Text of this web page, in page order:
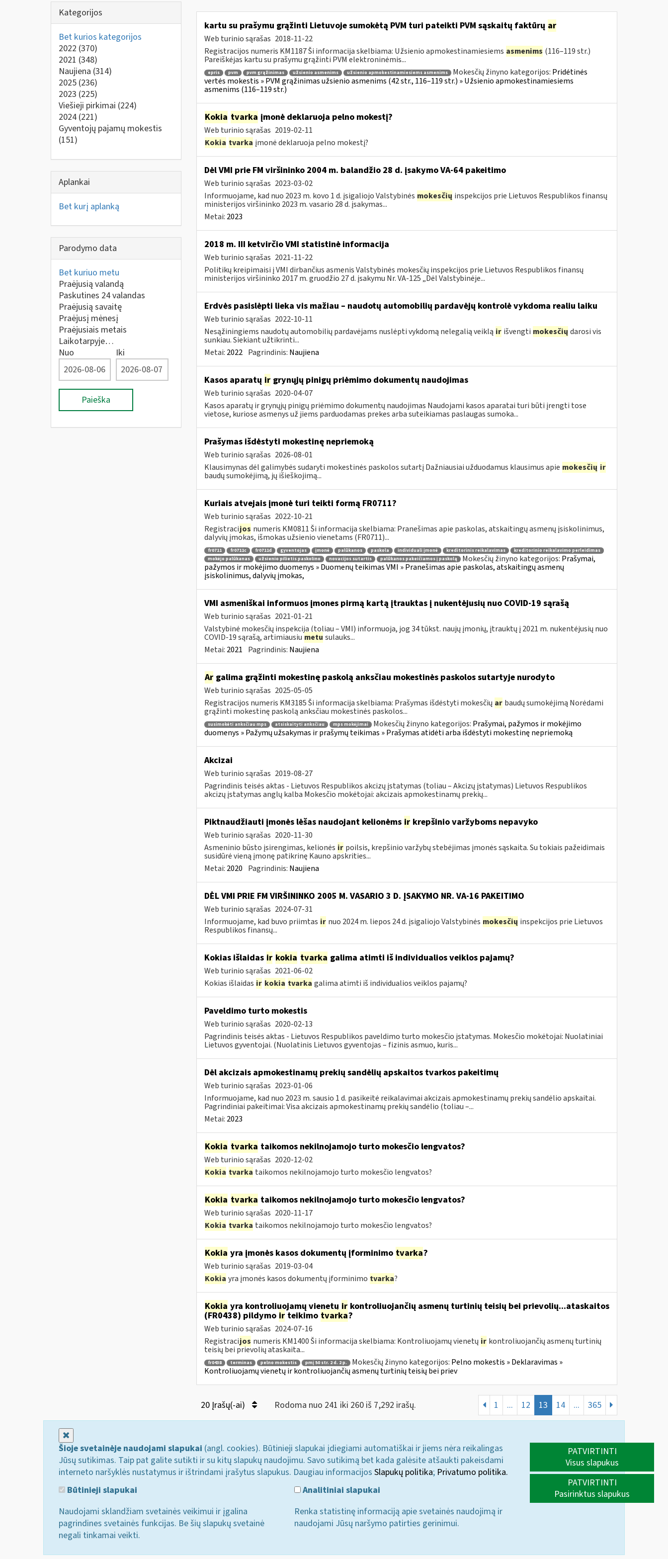
Kategorijos
Bet kurios kategorijos
2022 (370)
2021 (348)
Naujiena (314)
2025 (236)
2023 (225)
Viešieji pirkimai (224)
2024 (221)
Gyventojų pajamų mokestis
(151)
Aplankai
Bet kurį aplanką
Parodymo data
Bet kuriuo metu
Praėjusią valandą
Paskutines 24 valandas
Praėjusią savaitę
Praėjusį mėnesį
Praėjusiais metais
Laikotarpyje…
Nuo
Iki
Paieška
kartu su prašymu grąžinti Lietuvoje sumokėtą PVM turi pateikti PVM sąskaitų faktūrų ar
Web turinio sąrašas 2018-11-22
Registracijos numeris KM1187 Ši informacija skelbiama: Užsienio apmokestinamiesiems asmenims (116–119 str.)
Pareiškėjas kartu su prašymu grąžinti PVM elektroninėmis...
epris pvm pvm grąžinimas užsienio asmenims užsienio apmokestinamiesiems asmenims Mokesčių žinyno kategorijos: Pridėtinės
vertės mokestis » PVM grąžinimas užsienio asmenims (42 str., 116–119 str.) » Užsienio apmokestinamiesiems
asmenims (116–119 str.)
Kokia tvarka įmonė deklaruoja pelno mokestį?
Web turinio sąrašas 2019-02-11
Kokia tvarka įmonė deklaruoja pelno mokestį?
Dėl VMI prie FM viršininko 2004 m. balandžio 28 d. įsakymo VA-64 pakeitimo
Web turinio sąrašas 2023-03-02
Informuojame, kad nuo 2023 m. kovo 1 d. įsigaliojo Valstybinės mokesčių inspekcijos prie Lietuvos Respublikos finansų
ministerijos viršininko 2023 m. vasario 28 d. įsakymas...
Metai: 2023
2018 m. III ketvirčio VMI statistinė informacija
Web turinio sąrašas 2021-11-22
Politikų kreipimaisi į VMI dirbančius asmenis Valstybinės mokesčių inspekcijos prie Lietuvos Respublikos finansų
ministerijos viršininko 2017 m. gruodžio 27 d. įsakymu Nr. VA-125 „Dėl Valstybinėje...
Erdvės pasislėpti lieka vis mažiau – naudotų automobilių pardavėjų kontrolė vykdoma realiu laiku
Web turinio sąrašas 2022-10-11
Nesąžiningiems naudotų automobilių pardavėjams nuslėpti vykdomą nelegalią veiklą ir išvengti mokesčių darosi vis
sunkiau. Siekiant užtikrinti...
Metai: 2022 Pagrindinis: Naujiena
Kasos aparatų irgrynųjų pinigų priėmimo dokumentų naudojimas
Web turinio sąrašas 2020-04-07
Kasos aparatų ir grynųjų pinigų priėmimo dokumentų naudojimas Naudojami kasos aparatai turi būti įrengti tose
vietose, kuriose asmenys už jiems parduodamas prekes arba suteikiamas paslaugas sumoka...
Prašymas išdėstyti mokestinę nepriemoką
Web turinio sąrašas 2026-08-01
Klausimynas dėl galimybės sudaryti mokestinės paskolos sutartį Dažniausiai užduodamus klausimus apie mokesčių ir
baudų sumokėjimą, jų išieškojimą...
Kuriais atvejais įmonė turi teikti formą FR0711?
Web turinio sąrašas 2022-10-21
Registracijos numeris KM0811 Ši informacija skelbiama: Pranešimas apie paskolas, atskaitingų asmenų įsiskolinimus,
dalyvių įmokas, išmokas užsienio vienetams (FR0711)...
fr0711 fr0711c fr0711d gyventojas įmonė palūkanos paskola individuali įmonė kreditorinis reikalavimas
kreditorinio reikalavimo perleidimas
mokėjo palūkanas
užsienio pilietis paskolino novacijos sutartis palūkanos pakeičiamos į paskolą Mokesčių žinyno kategorijos: Prašymai,
pažymos ir mokėjimo duomenys » Duomenų teikimas VMI » Pranešimas apie paskolas, atskaitingų asmenų
įsiskolinimus, dalyvių įmokas,
VMI asmeniškai informuos įmones pirmą kartą įtrauktas į nukentėjusių nuo COVID-19 sąrašą
Web turinio sąrašas 2021-01-21
Valstybinė mokesčių inspekcija (toliau – VMI) informuoja, jog 34 tūkst. naujų įmonių, įtrauktų į 2021 m. nukentėjusių nuo
COVID-19 sąrašą, artimiausiu metu sulauks...
Metai: 2021 Pagrindinis: Naujiena
Argalima grąžinti mokestinę paskolą anksčiau mokestinės paskolos sutartyje nurodyto
Web turinio sąrašas 2025-05-05
Registracijos numeris KM3185 Ši informacija skelbiama: Prašymas išdėstyti mokesčių ar baudų sumokėjimą Norėdami
grąžinti mokestinę paskolą anksčiau mokestinės paskolos...
susimokėti anksčiau mps atsiskaityti anksčiau mps mokėjimai Mokesčių žinyno kategorijos: Prašymai, pažymos ir mokėjimo
duomenys » Pažymų užsakymas ir prašymų teikimas » Prašymas atidėti arba išdėstyti mokestinę nepriemoką
Akcizai
Web turinio sąrašas 2019-08-27
Pagrindinis teisės aktas - Lietuvos Respublikos akcizų įstatymas (toliau – Akcizų įstatymas) Lietuvos Respublikos
akcizų įstatymas anglų kalba Mokesčio mokėtojai: akcizais apmokestinamų prekių...
Piktnaudžiauti įmonės lėšas naudojant kelionėms irkrepšinio varžyboms nepavyko
Web turinio sąrašas 2020-11-30
Asmeninio būsto įsirengimas, kelionės ir poilsis, krepšinio varžybų stebėjimas įmonės sąskaita. Su tokiais pažeidimais
susidūrė vieną įmonę patikrinę Kauno apskrities...
Metai: 2020 Pagrindinis: Naujiena
DĖL VMI PRIE FM VIRŠININKO 2005 M. VASARIO 3 D. ĮSAKYMO NR. VA-16 PAKEITIMO
Web turinio sąrašas 2024-07-31
Informuojame, kad buvo priimtas ir nuo 2024 m. liepos 24 d. įsigaliojo Valstybinės mokesčių inspekcijos prie Lietuvos
Respublikos finansų...
Kokias išlaidas ir kokia tvarka galima atimti iš individualios veiklos pajamų?
Web turinio sąrašas 2021-06-02
Kokias išlaidas ir kokia tvarka galima atimti iš individualios veiklos pajamų?
Paveldimo turto mokestis
Web turinio sąrašas 2020-02-13
Pagrindinis teisės aktas - Lietuvos Respublikos paveldimo turto mokesčio įstatymas. Mokesčio mokėtojai: Nuolatiniai
Lietuvos gyventojai. (Nuolatinis Lietuvos gyventojas – fizinis asmuo, kuris...
Dėl akcizais apmokestinamų prekių sandėlių apskaitos tvarkos pakeitimų
Web turinio sąrašas 2023-01-06
Informuojame, kad nuo 2023 m. sausio 1 d. pasikeitė reikalavimai akcizais apmokestinamų prekių sandėlio apskaitai.
Pagrindiniai pakeitimai: Visa akcizais apmokestinamų prekių sandėlio (toliau –...
Metai: 2023
Kokia tvarka taikomos nekilnojamojo turto mokesčio lengvatos?
Web turinio sąrašas 2020-12-02
Kokia tvarka taikomos nekilnojamojo turto mokesčio lengvatos?
Kokia tvarka taikomos nekilnojamojo turto mokesčio lengvatos?
Web turinio sąrašas 2020-11-17
Kokia tvarka taikomos nekilnojamojo turto mokesčio lengvatos?
Kokia yra įmonės kasos dokumentų įforminimo tvarka?
Web turinio sąrašas 2019-03-04
Kokia yra įmonės kasos dokumentų įforminimo tvarka?
Kokia yra kontroliuojamų vienetųirkontroliuojančių asmenų turtinių teisių bei prievolių...ataskaitos
(FR0438) pildymo irteikimo tvarka?
Web turinio sąrašas 2024-07-16
Registracijos numeris KM1400 Ši informacija skelbiama: Kontroliuojamų vienetų ir kontroliuojančių asmenų turtinių
teisių bei prievolių ataskaita...
fr0438 terminas pelno mokestis pmį 50 str. 2 d. 2 p. Mokesčių žinyno kategorijos: Pelno mokestis » Deklaravimas »
Kontroliuojamų vienetų ir kontroliuojančių asmenų turtinių teisių bei priev
20 Įrašų(-ai) Rodoma nuo 241 iki 260 iš 7,292 irašų. 1 ... 12 13 14 ... 365
Šioje svetainėje naudojami slapukai (angl. cookies). Būtinieji slapukai įdiegiami automatiškai ir jiems nėra reikalingas
Jūsų sutikimas. Taip pat galite sutikti ir su kitų slapukų naudojimu. Savo sutikimą bet kada galėsite atšaukti pakeisdami
interneto naršyklės nustatymus ir ištrindami įrašytus slapukus. Daugiau informacijos Slapukų politika; Privatumo politika.
Būtinieji slapukai
Naudojami sklandžiam svetainės veikimui ir įgalina
pagrindines svetainės funkcijas. Be šių slapukų svetainė
negali tinkamai veikti.
Analitiniai slapukai
Renka statistinę informaciją apie svetainės naudojimą ir
naudojami Jūsų naršymo patirties gerinimui.
PATVIRTINTI
Visus slapukus
PATVIRTINTI
Pasirinktus slapukus